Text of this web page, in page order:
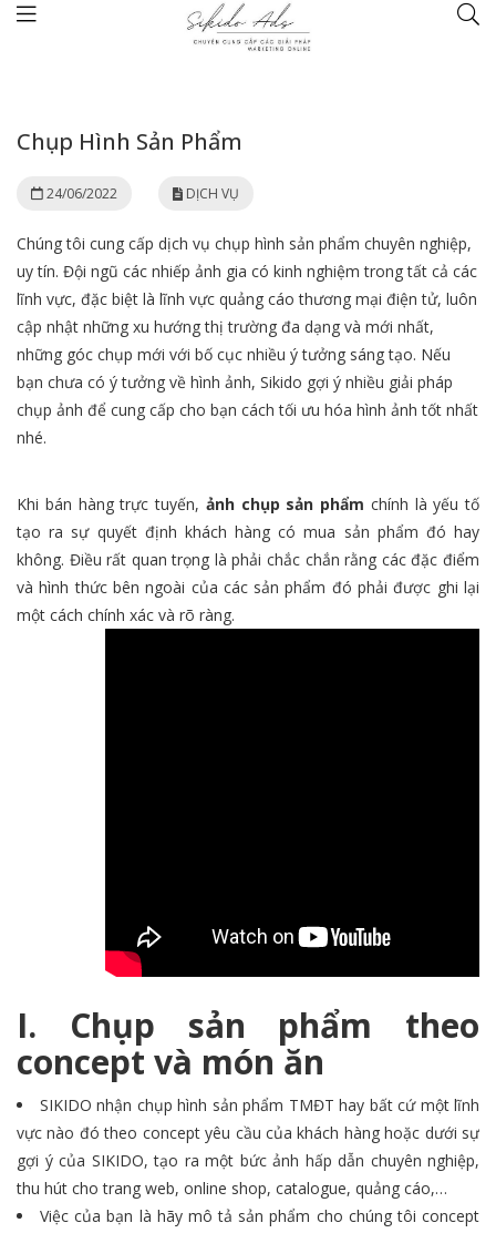
Chụp Hình Sản Phẩm
24/06/2022 DỊCH VỤ
Chúng tôi cung cấp dịch vụ chụp hình sản phẩm chuyên nghiệp,
uy tín. Đội ngũ các nhiếp ảnh gia có kinh nghiệm trong tất cả các
lĩnh vực, đặc biệt là lĩnh vực quảng cáo thương mại điện tử, luôn
cập nhật những xu hướng thị trường đa dạng và mới nhất,
những góc chụp mới với bố cục nhiều ý tưởng sáng tạo. Nếu
bạn chưa có ý tưởng về hình ảnh, Sikido gợi ý nhiều giải pháp
chụp ảnh để cung cấp cho bạn cách tối ưu hóa hình ảnh tốt nhất
nhé.
Khi bán hàng trực tuyến, ảnh chụp sản phẩm chính là yếu tố
tạo ra sự quyết định khách hàng có mua sản phẩm đó hay
không. Điều rất quan trọng là phải chắc chắn rằng các đặc điểm
và hình thức bên ngoài của các sản phẩm đó phải được ghi lại
một cách chính xác và rõ ràng.
I. Chụp sản phẩm theo
concept và món ăn
SIKIDO nhận chụp hình sản phẩm TMĐT hay bất cứ một lĩnh
vực nào đó theo concept yêu cầu của khách hàng hoặc dưới sự
gợi ý của SIKIDO, tạo ra một bức ảnh hấp dẫn chuyên nghiệp,
thu hút cho trang web, online shop, catalogue, quảng cáo,…
Việc của bạn là hãy mô tả sản phẩm cho chúng tôi concept